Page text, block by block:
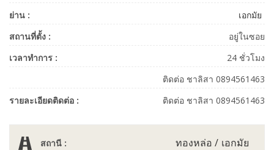
ย่าน :
เอกมัย
สถานที่ตั้ง :
อยู่ในซอย
เวลาทำการ :
24 ชั่วโมง
ติดต่อ ชาลิสา 0894561463
รายละเอียดติดต่อ :
ติดต่อ ชาลิสา 0894561463
สถานี : ทองหล่อ เอกมัย